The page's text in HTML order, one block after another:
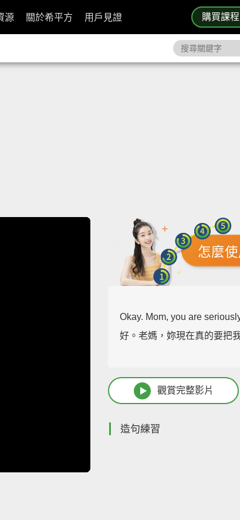
購買課程
源 關於希平方 用戶見證
怎麼
Okay. Mom, you are
好。老媽，妳現在真的要把
觀賞完整影片
造句練習